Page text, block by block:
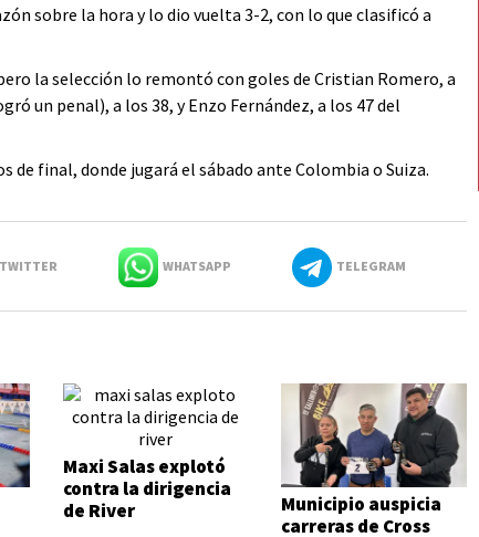
sobre la hora y lo dio vuelta 3-2, con lo que clasificó a
la selección lo remontó con goles de Cristian Romero, a
un penal), a los 38, y Enzo Fernández, a los 47 del
final, donde jugará el sábado ante Colombia o Suiza.
WHATSAPP TELEGRAM
Maxi Salas explotó
contra la dirigencia
de River
Municipio auspicia
carreras de Cross